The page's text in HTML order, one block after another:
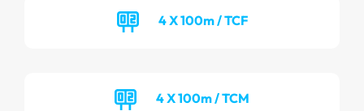
4 X 100m / TCF
4 X 100m / TCM